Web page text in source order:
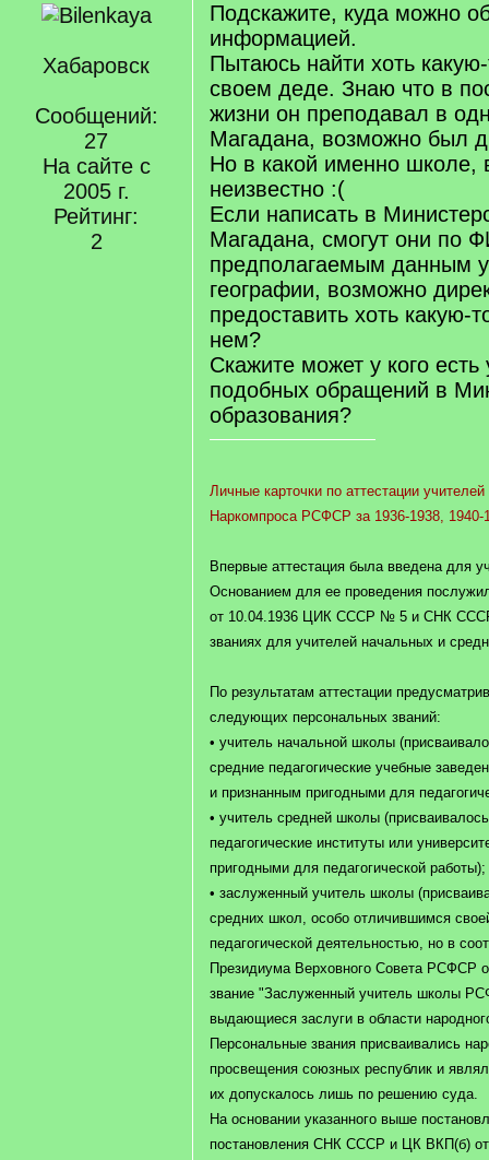
Хабаровск
Сообщений:
27
На сайте с
2005 г.
Рейтинг:
2
Подскажите, куда можно
информацией.
Пытаюсь найти хоть
своем деде. Знаю что в
жизни он преподавал в
Магадана, возможно был
Но в какой именно школе,
неизвестно :(
Если написать в
Магадана, смогут они по
предполагаемым данным
географии, возможно
предоставить хоть
нем?
Скажите может у кого
подобных обращений в
образования?
Личные карточки по аттестации
Наркомпроса РСФСР за 1936-1938,
Впервые аттестация была введена для
Основанием для ее проведения
от 10.04.1936 ЦИК СССР № 5 и СНК
званиях для учителей начальных и
По результатам аттестации
следующих персональных званий:
• учитель начальной школы
средние педагогические учебные
и признанным пригодными для
• учитель средней школы
педагогические институты или
пригодными для педагогической работы);
• заслуженный учитель школы
средних школ, особо отличившимся
педагогической деятельностью, но в
Президиума Верховного Совета РСФСР
звание "Заслуженный учитель школы
выдающиеся заслуги в области
Персональные звания присваивались
просвещения союзных республик и
их допускалось лишь по решению суда.
На основании указанного выше
постановления СНК СССР и ЦК ВКП(б)